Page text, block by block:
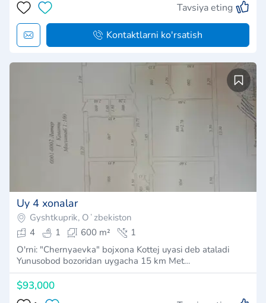
Tavsiya eting
Kontaktlarni ko'rsatish
Uy 4 xonalar
Gyshtkuprik, Oʻzbekiston
4
1 600 m²
1
O'rni: "Chernyaevka" bojxona Kottej uyasi deb ataladi
Yunusobod bozoridan uygacha 15 km Met…
$93,000